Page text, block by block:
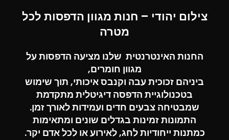
צילום יהודי – חנות מגוון הדפסות לכל
מטרה
החנות האינטרנטית שלנו מציעה הדפסות על
מגוון חומרים,
ביניהם זכוכית עבה וקנבס איכותי, תוך שימוש
בטכנולוגיית הדפסה דיגיטלית מתקדמת
שמבטיחה צבעים חדים ועמידות לאורך זמן.
התמונות זמינות בגדלים שונים ומתאימות
כמתנות ייחודיות לחג, לאירוע או לכל אדם יקר.